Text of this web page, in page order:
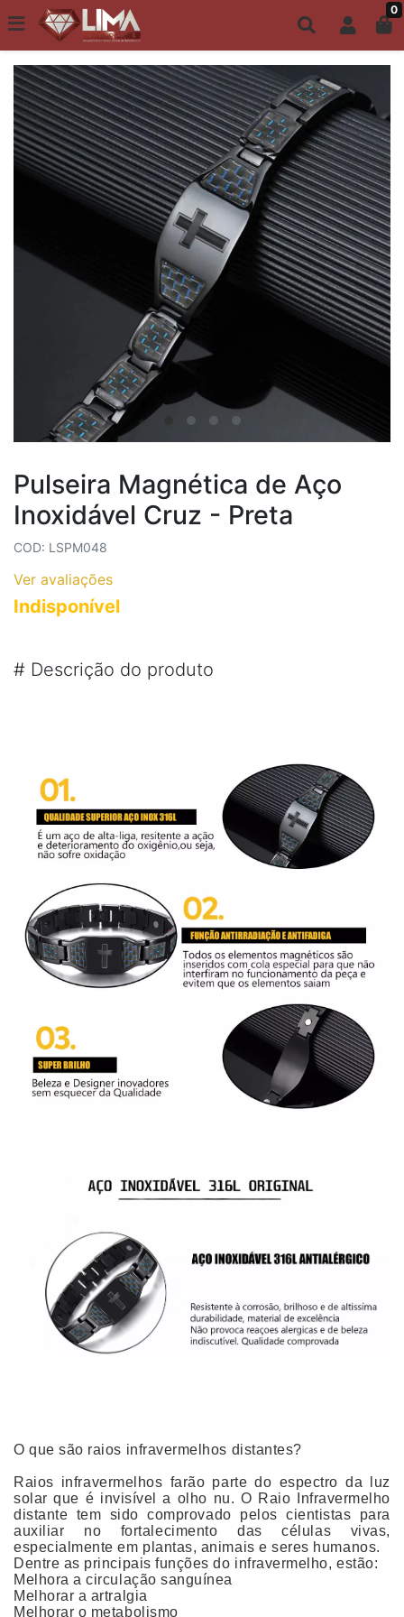
Todo site até 6X s/ juros | Frete Grátis a partir de R$149,00 0
ACESSÓRIOS MASCULINOS
Pulseira Magnética de Aço
Inoxidável Cruz - Preta
COD: LSPM048
Ver avaliações
Indisponível
# Descrição do produto
O que são raios infravermelhos distantes?
Raios infravermelhos farão parte do espectro da luz
solar que é invisível a olho nu. O Raio Infravermelho
distante tem sido comprovado pelos cientistas para
auxiliar no fortalecimento das células vivas,
especialmente em plantas, animais e seres humanos.
Dentre as principais funções do infravermelho, estão:
Melhora a circulação sanguínea
Melhorar a artralgia
Melhorar o metabolismo